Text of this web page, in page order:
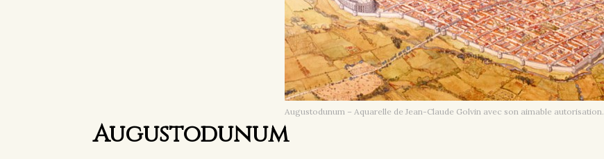
Augustodunum – Aquarelle de Jean-Claude Golvin avec son aimable autorisation.
Augustodunum